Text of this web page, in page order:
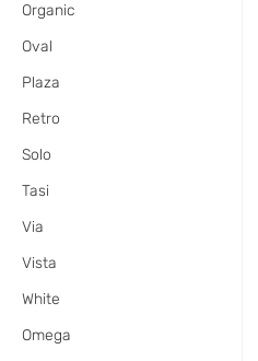
Organic
Oval
Plaza
Retro
Solo
Tasi
Via
Vista
White
Оmega